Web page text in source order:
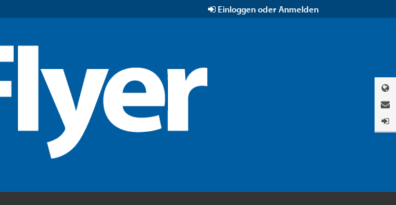
Einloggen oder Anmelden